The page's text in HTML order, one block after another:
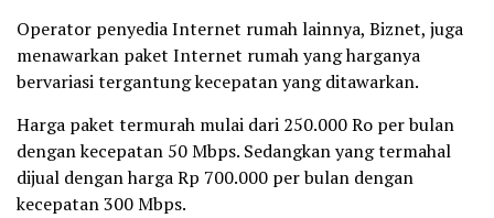
Operator penyedia Internet rumah lainnya, Biznet, juga
menawarkan paket Internet rumah yang harganya
bervariasi tergantung kecepatan yang ditawarkan.
Harga paket termurah mulai dari 250.000 Ro per bulan
dengan kecepatan 50 Mbps. Sedangkan yang termahal
dijual dengan harga Rp 700.000 per bulan dengan
kecepatan 300 Mbps.